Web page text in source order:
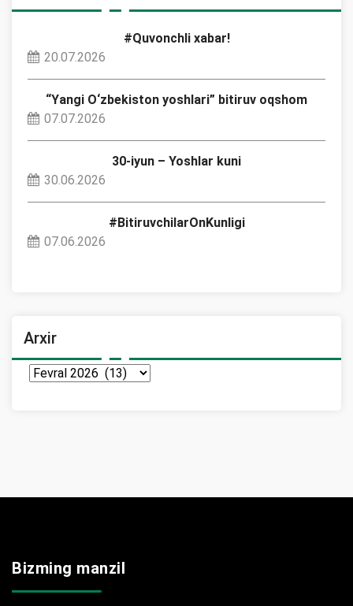
#Quvonchli xabar!
20.07.2026
“Yangi O‘zbekiston yoshlari” bitiruv oqshom
07.07.2026
30-iyun – Yoshlar kuni
30.06.2026
#BitiruvchilarOnKunligi
07.06.2026
Arxir
Arxir
Bizming manzil